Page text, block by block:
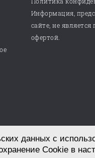
Информация,
сайте, не
офертой.
Разработка
данных с
Cookie в